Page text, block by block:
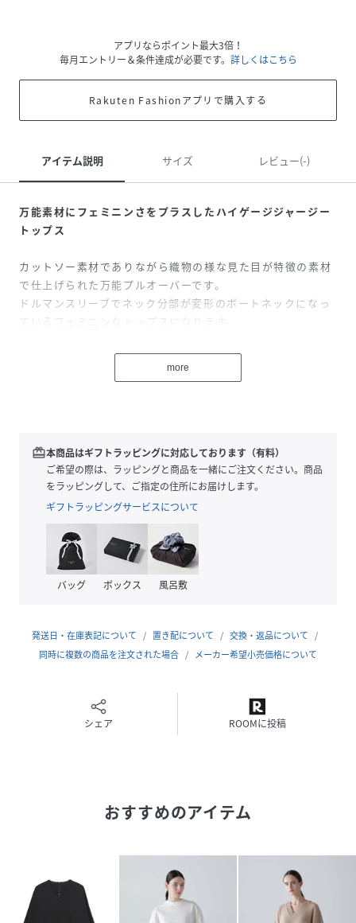
アプリならポイント最大3倍！
毎月エントリー＆条件達成が必要です。 詳しくはこちら
Rakuten Fashionアプリで購入する
アイテム説明 サイズ レビュー(-)
万能素材にフェミニンさをプラスしたハイゲージジャージー
トップス
カットソー素材でありながら織物の様な見た目が特徴の素材
で仕上げられた万能プルオーバーです。
ドルマンスリーブでネック分部が変形のボートネックになっ
ているフェミニンなトップスになります。
るので、伸縮性がありながらも軽いジャージ素材で仕立てま
【商品特性】
透け感：なし
裏地：なし
伸縮性：あり
生地の厚さ：普通
フィット感：普通
おすすめ着用期間：春夏
ややあり|シルエット/スタンダード
531-6160531-030-18 RR5150
more
redeem本商品はギフトラッピングに対応しております（有料）
ご希望の際は、ラッピングと商品を一緒にご注文ください。商品
をラッピングして、ご指定の住所にお届けします。
ギフトラッピングサービスについて
バッグ ボックス 風呂敷
発送日・在庫表記について 置き配について
交換・返品について
同時に複数の商品を注文された場合
メーカー希望小売価格について
シェア ROOMに投稿
おすすめのアイテム